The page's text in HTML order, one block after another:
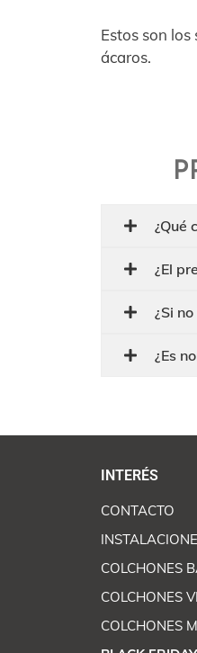
Estos son
ácaros.
¿Qué
¿El
¿Si
¿Es
INTERÉS
CONTACTO
COLCHONES
COLCHONES
COLCHONES